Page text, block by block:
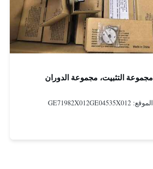
مجموعة التثبيت، مجموعة الدوران
الموقع: GE71982X012GE04535X012